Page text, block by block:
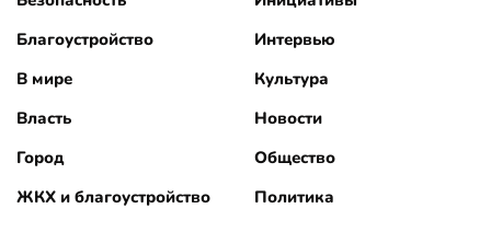
Благоустройство
В мире
Власть
Город
ЖКХ и благоустройство
Интервью
Культура
Новости
Общество
Политика